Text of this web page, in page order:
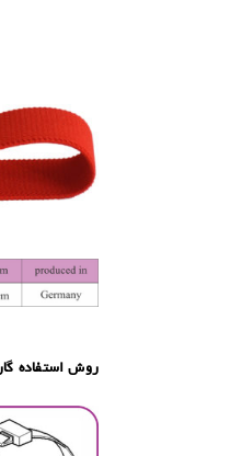
روش استفاده